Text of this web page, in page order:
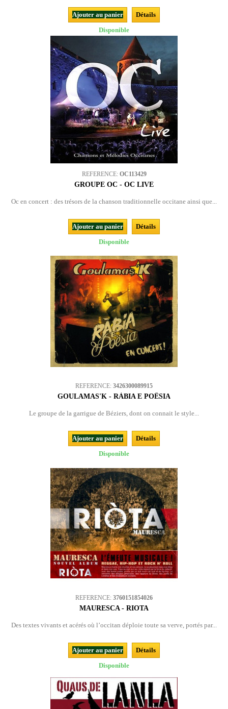
Ajouter au panier
Détails
Disponible
REFERENCE: OC113429
GROUPE OC - OC LIVE
Oc en concert : des trésors de la chanson traditionnelle occitane ainsi que...
Ajouter au panier
Détails
Disponible
REFERENCE: 3426300089915
GOULAMAS'K - RÀBIA E POËSIA
Le groupe de la garrigue de Béziers, dont on connait le style...
Ajouter au panier
Détails
Disponible
REFERENCE: 3760151854026
MAURESCA - RIOTA
Des textes vivants et acérés où l’occitan déploie toute sa verve, portés par...
Ajouter au panier
Détails
Disponible